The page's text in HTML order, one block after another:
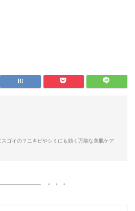
ゴイの？ニキビやシミにも効く万能な美肌ケア